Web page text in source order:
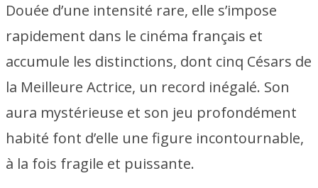
Douée d’une intensité rare, elle s’impose
rapidement dans le cinéma français et
accumule les distinctions, dont cinq Césars de
la Meilleure Actrice, un record inégalé. Son
aura mystérieuse et son jeu profondément
habité font d’elle une figure incontournable,
à la fois fragile et puissante.